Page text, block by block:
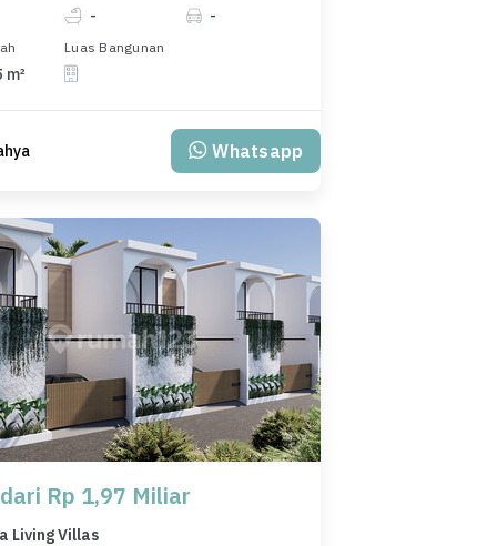
- -
m²
Luas Bangunan
Whatsapp
Rp 1,97 Miliar
Living Villas